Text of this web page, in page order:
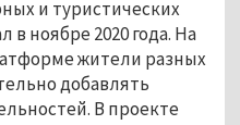
и туристических
в ноябре 2020 года. На
жители разных
добавлять
В проекте